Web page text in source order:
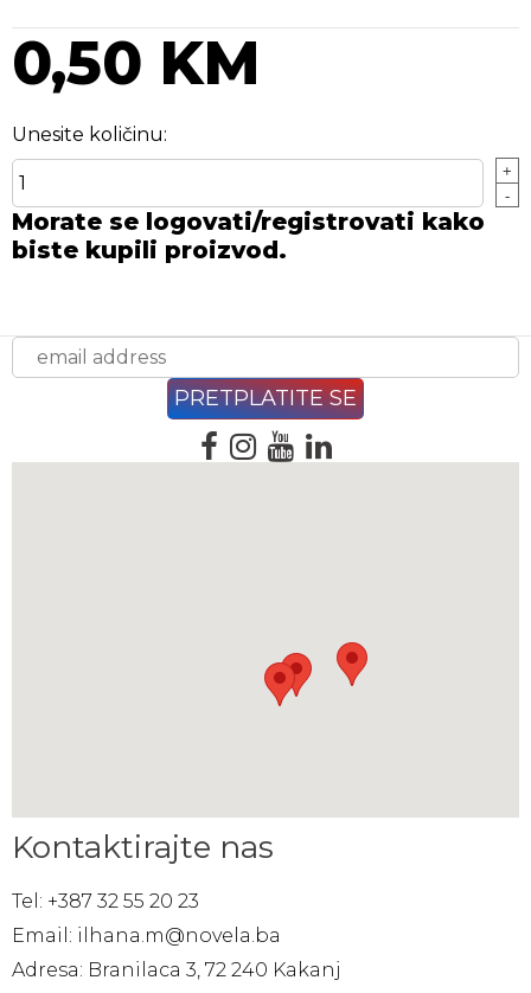
0,50 KM
Unesite količinu:
+
-
Morate se logovati/registrovati kako
biste kupili proizvod.
Kontaktirajte nas
Tel: +387 32 55 20 23
Email: ilhana.m@novela.ba
Adresa: Branilaca 3, 72 240 Kakanj